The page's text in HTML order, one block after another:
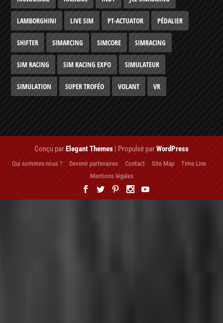
LAMBORGHINI LIVE SIM PT-ACTUATOR PÉDALIER
SHIFTER SIMARCING SIMCORE SIMRACING
SIM RACING SIM RACING EXPO SIMULATEUR
SIMULATION SUPER TROFÉO VOLANT VR
Conçu parElegant Themes | Propulsé parWordPress
Qui sommes-nous ? Devenir partenaires Contact Site Map
Time Line
Mentions légales